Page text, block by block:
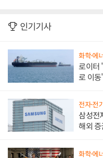
인기기사
화학·에
로이터
로 이
전자·전
삼성전
해외
화학·에